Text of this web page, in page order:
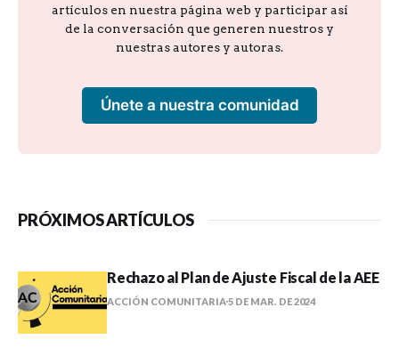
artículos en nuestra página web y participar así
de la conversación que generen nuestros y
nuestras autores y autoras.
Únete a nuestra comunidad
PRÓXIMOS ARTÍCULOS
Rechazo al Plan de Ajuste Fiscal de la AEE
ACCIÓN COMUNITARIA5 DE MAR. DE 2024